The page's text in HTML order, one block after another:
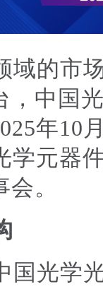
域的市
，中国
年10
学元器
。
国光学